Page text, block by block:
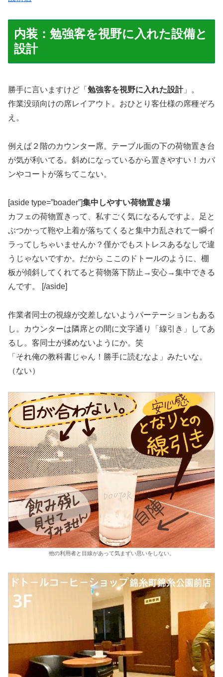
内装：勉強客を視野に入れた設備と
設計
勝手に言いますけど「 勉強客を視野に入れた設計」。
作業没頭向けの席レイアウト。おひとり客仕様の席種ぞろ
え。
例えば２階のカウンター席。テーブル面の下の荷物置き台
が気が利いてる。斜めになっているから置きやすい！カバ
ンやコートが落ちてこない。
[aside type=”boader”]集中しやすい荷物置き場
カフェの荷物置きって、私すごく気になるんですよ。足と
ぶつかって鞄や上着が落ちてくると集中力乱されて一瞬イ
ラってしちゃいませんか？僅かでもストレスあるなしで違
うじゃないですか。だから ここのドトールのように、棚
板が傾斜してくれてると荷物落下防止→安心→集中できる
んです。 [/aside]
作業者同士の視線が交差しないようパーテーションもある
し。カウンターは隣席との間に文字通り「線引き」してあ
るし。客同士が揉めないようにか。笑
「それ俺の教科書じゃん！勝手に読むなよ」みたいな。
（ない）
他の利用者と目線があって気まずい思いをしない。